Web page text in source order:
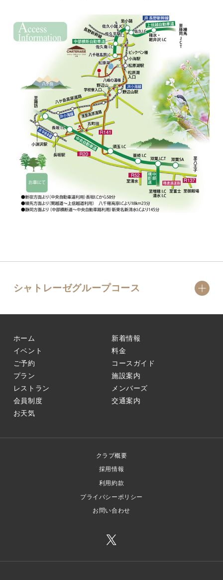
シャトレーゼグループコース
ホーム
新着情報
イベント
料金
ご予約
コースガイド
プラン
施設案内
レストラン
メンバーズ
会員制度
交通案内
お天気
クラブ概要
採用情報
利用約款
プライバシーポリシー
お問い合わせ